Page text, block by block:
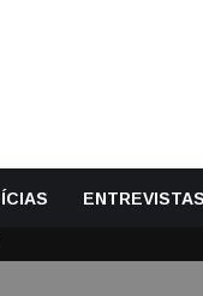
ENTREVISTAS